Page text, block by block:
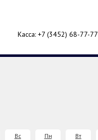
Касса: +7 (3452) 68-77-77
Вс
Пн
Вт